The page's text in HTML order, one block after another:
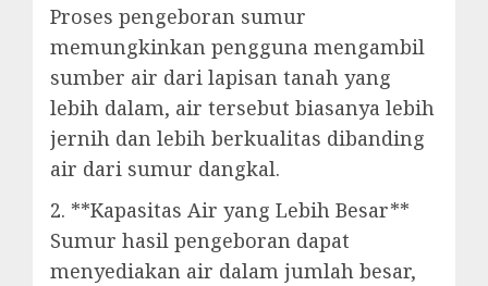
Proses pengeboran sumur
memungkinkan pengguna mengambil
sumber air dari lapisan tanah yang
lebih dalam, air tersebut biasanya lebih
jernih dan lebih berkualitas dibanding
air dari sumur dangkal.
2. **Kapasitas Air yang Lebih Besar**
Sumur hasil pengeboran dapat
menyediakan air dalam jumlah besar,